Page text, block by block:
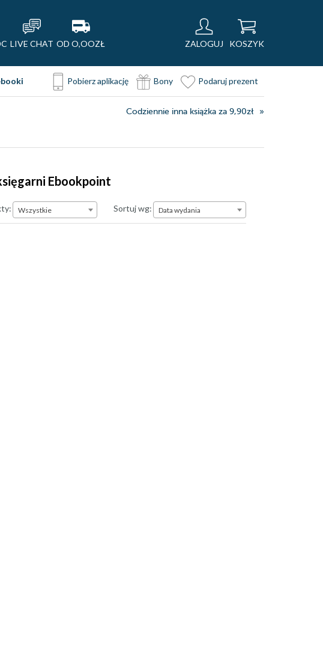
LIVE CHAT OD O,OOZŁ ZALOGUJ KOSZYK
Pobierz aplikację Bony Podaruj prezent
Codziennie inna książka za 9,90zł
Ebookpoint
Wszystkie Sortuj wg:Data wydania
Data wydania